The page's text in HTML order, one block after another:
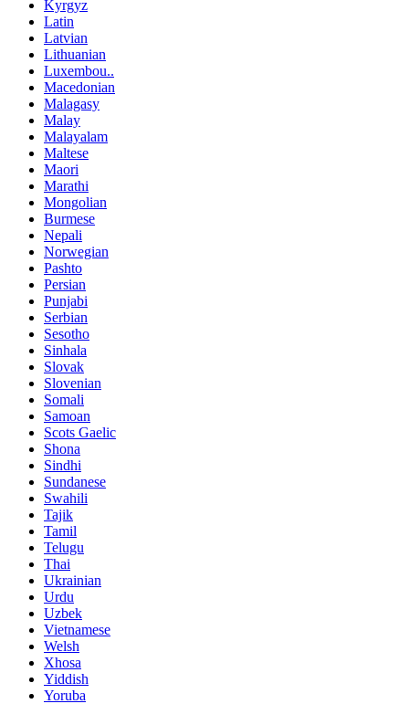
Kyrgyz
Latin
Latvian
Lithuanian
Luxembou..
Macedonian
Malagasy
Malay
Malayalam
Maltese
Maori
Marathi
Mongolian
Burmese
Nepali
Norwegian
Pashto
Persian
Punjabi
Serbian
Sesotho
Sinhala
Slovak
Slovenian
Somali
Samoan
Scots Gaelic
Shona
Sindhi
Sundanese
Swahili
Tajik
Tamil
Telugu
Thai
Ukrainian
Urdu
Uzbek
Vietnamese
Welsh
Xhosa
Yiddish
Yoruba